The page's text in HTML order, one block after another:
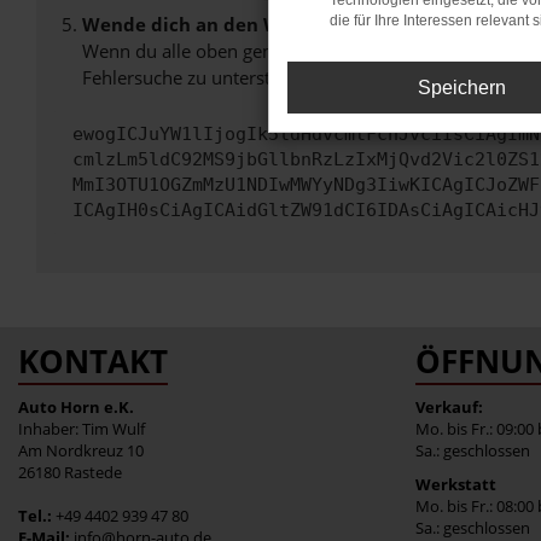
Wende dich an den Webseitenbetreiber.
Wenn du alle oben genannten Schritte versucht hast,
Fehlersuche zu unterstützen:
KONTAKT
Auto Horn e.K.
Inhaber: Tim Wulf
Am Nordkreuz 10
26180 Rastede
Tel.: +49 4402 939 47 80
Verkauf:
Mo. bis Fr.: 09:00
Sa.: geschlossen
Werkstatt
Mo. bis Fr.: 08:00
Sa.: geschlossen
die für Ihre Interessen relevant
Speichern